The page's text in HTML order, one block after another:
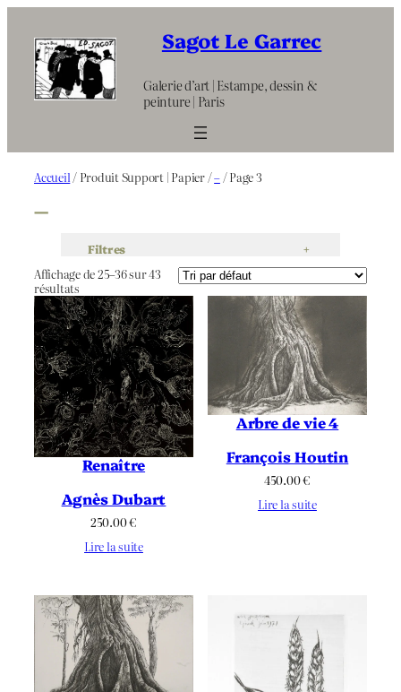
contenu
Sagot Le Garrec
Galerie d’art | Estampe, dessin &
peinture | Paris
Accueil / Produit Support | Papier /–/ Page 3
–
Filtres +
Affichage de 25–36 sur 43
résultats
Renaître
Agnès Dubart
250.00€
Lire la suite
Arbre de vie 4
François Houtin
450.00€
Lire la suite